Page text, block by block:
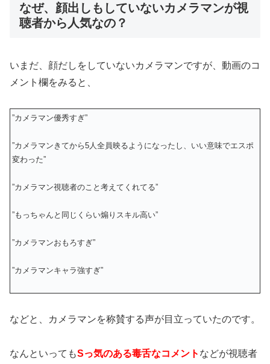
なぜ、顔出しもしていないカメラマンが視
聴者から人気なの？
いまだ、顔だしをしていないカメラマンですが、動画のコ
メント欄をみると、
”カメラマン優秀すぎ”
”カメラマンきてから5人全員映るようになったし、いい意味でエスポ
変わった”
”カメラマン視聴者のこと考えてくれてる”
”もっちゃんと同じくらい煽りスキル高い”
”カメラマンおもろすぎ”
”カメラマンキャラ強すぎ”
などと、カメラマンを称賛する声が目立っていたのです。
なんといってもSっ気のある毒舌なコメント などが視聴者